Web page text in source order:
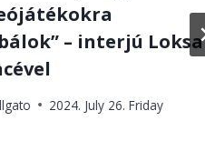
– interjú Loksa
2024. July 26. Friday